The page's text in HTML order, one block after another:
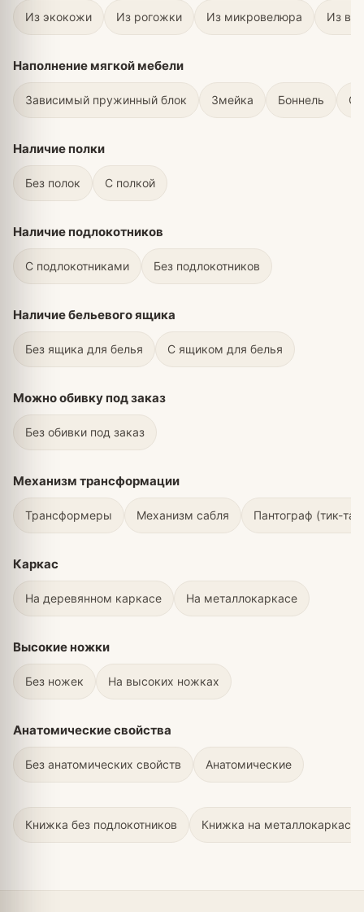
Из экокожи Из рогожки Из микровелюра Из
Наполнение мягкой мебели
Зависимый пружинный блок Змейка Боннель С
Наличие полки
Без полок С полкой
Наличие подлокотников
С подлокотниками Без подлокотников
Наличие бельевого ящика
Без ящика для белья С ящиком для белья
Можно обивку под заказ
Без обивки под заказ
Механизм трансформации
Трансформеры Механизм сабля Пантограф (тик-
Каркас
На деревянном каркасе На металлокаркасе
Высокие ножки
Без ножек На высоких ножках
Анатомические свойства
Без анатомических свойств Анатомические
Книжка без подлокотников Книжка на металлокаркасе